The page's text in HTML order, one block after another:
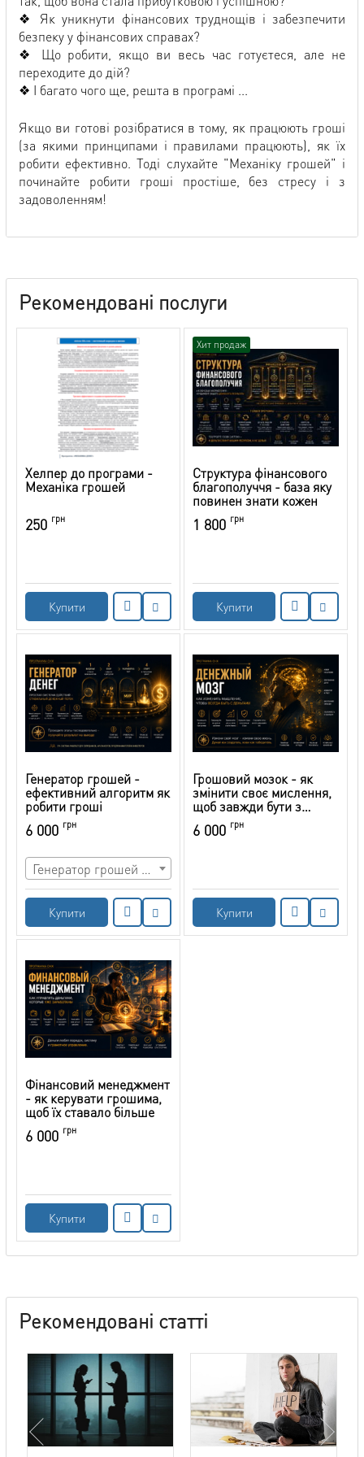
❖ Як уникнути фінансових труднощів і забезпечити
безпеку у фінансових справах?
❖ Що робити, якщо ви весь час готуєтеся, але не
переходите до дій?
❖ І багато чого ще, решта в програмі ...
Якщо ви готові розібратися в тому, як працюють гроші
(за якими принципами і правилами працюють), як їх
робити ефективно. Тоді слухайте "Механіку грошей" і
починайте робити гроші простіше, без стресу і з
задоволенням!
Рекомендовані послуги
Хелпер до програми -
Механіка грошей
250 грн
Купити
Хит продаж
Структура фінансового
благополуччя - база яку
повинен знати кожен
1 800 грн
Купити
Генератор грошей -
ефективний алгоритм як
робити гроші
6 000 грн
Генератор грошей частина 1 (чотирьох фазовий метод)
Купити
Грошовий мозок - як
змінити своє мислення,
щоб завжди бути з
грошима
6 000 грн
Купити
Фінансовий менеджмент
- як керувати грошима,
щоб їх ставало більше
6 000 грн
Купити
Рекомендовані статті